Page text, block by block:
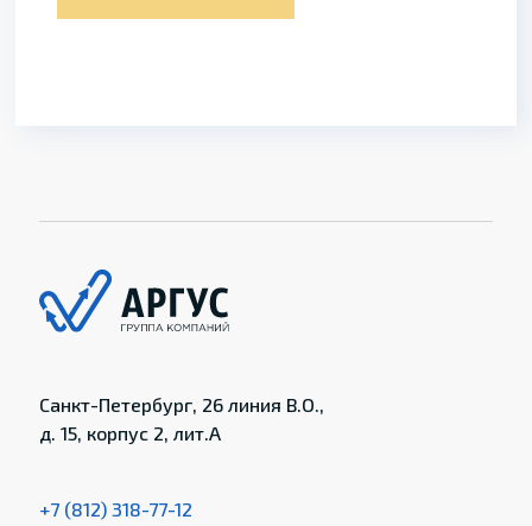
Санкт-Петербург, 26 линия В.О.,
д. 15, корпус 2, лит.А
+7 (812) 318-77-12